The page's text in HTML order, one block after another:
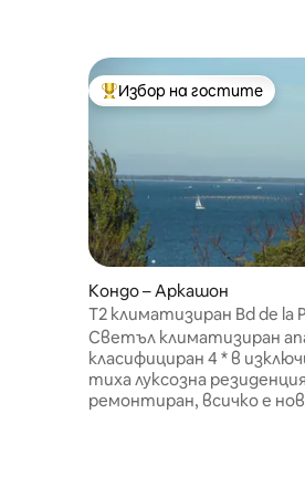
Най-популярен избор на
Избор на гостите
Кондо – Аркашон
T2 климатизиран Bd de la Plage, с
изглед към басейна.
Светъл климатизиран
класифициран 4 * в
тиха луксозна
ремонтиран, всичко е